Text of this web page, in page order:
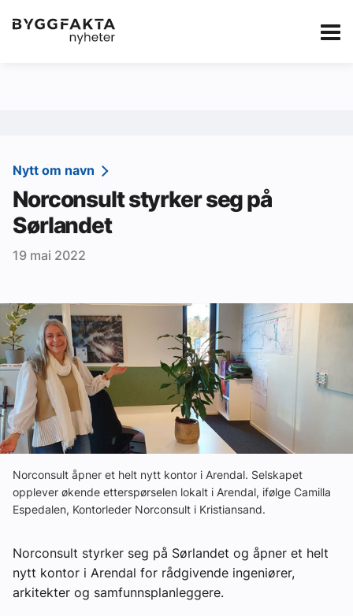
Kategorier Jobbmarkedet Annonsere i
Redaksjonen
Om Byggfakta
Annonsere
Tips oss
Ledige stillinger
eBlad
Aktivitetskalender
Bransjekommentar
Nyheter
Aktuelle prosjekter
Nytt om navn
Norconsult styrker seg på
Sørlandet
19 mai 2022
Norconsult åpner et helt nytt kontor i Arendal. Selskapet
opplever økende etterspørselen lokalt i Arendal, ifølge Camilla
Espedalen, Kontorleder Norconsult i Kristiansand.
Norconsult styrker seg på Sørlandet og åpner et helt
nytt kontor i Arendal for rådgivende ingeniører,
arkitekter og samfunnsplanleggere.